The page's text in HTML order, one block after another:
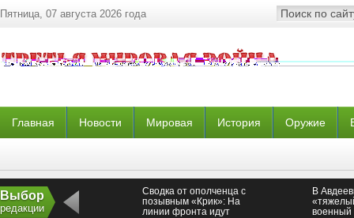
Пятница, 07 августа 2026 года
Главная Новости Мировая История Оружие
Выбор
редакции
Сводка от ополченца с
позывным «Крик»: На
линии фронта идут
В